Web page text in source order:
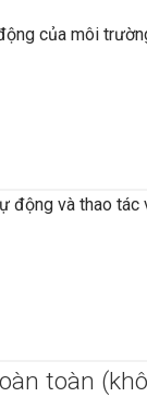
của môi
động và thao tác
toàn